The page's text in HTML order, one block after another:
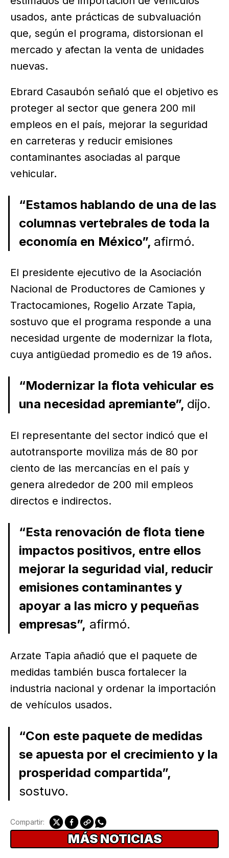
usados, ante prácticas de subvaluación
que, según el programa, distorsionan el
mercado y afectan la venta de unidades
nuevas.
Ebrard Casaubón señaló que el objetivo es
proteger al sector que genera 200 mil
empleos en el país, mejorar la seguridad
en carreteras y reducir emisiones
contaminantes asociadas al parque
vehicular.
“Estamos hablando de una de las
columnas vertebrales de toda la
economía en México”, afirmó.
El presidente ejecutivo de la Asociación
Nacional de Productores de Camiones y
Tractocamiones, Rogelio Arzate Tapia,
sostuvo que el programa responde a una
necesidad urgente de modernizar la flota,
cuya antigüedad promedio es de 19 años.
“Modernizar la flota vehicular es
una necesidad apremiante”, dijo.
El representante del sector indicó que el
autotransporte moviliza más de 80 por
ciento de las mercancías en el país y
genera alrededor de 200 mil empleos
directos e indirectos.
“Esta renovación de flota tiene
impactos positivos, entre ellos
mejorar la seguridad vial, reducir
emisiones contaminantes y
apoyar a las micro y pequeñas
empresas”, afirmó.
Arzate Tapia añadió que el paquete de
medidas también busca fortalecer la
industria nacional y ordenar la importación
de vehículos usados.
“Con este paquete de medidas
se apuesta por el crecimiento y la
prosperidad compartida”,
sostuvo.
Compartir:
MÁS NOTICIAS